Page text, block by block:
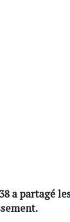
a partagé